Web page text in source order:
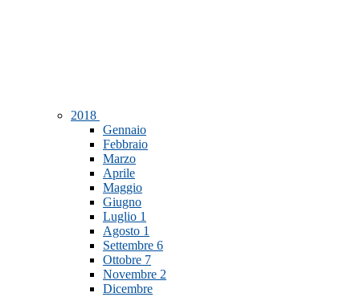
2018
Gennaio
Febbraio
Marzo
Aprile
Maggio
Giugno
Luglio 1
Agosto 1
Settembre 6
Ottobre 7
Novembre 2
Dicembre